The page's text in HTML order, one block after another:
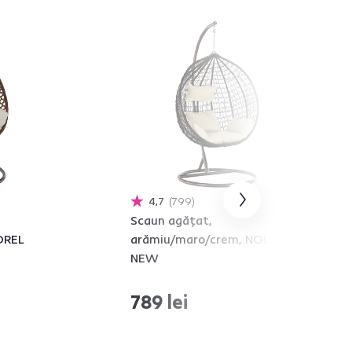
4,7 799
Scaun agăţat,
arămiu/maro/crem, NOLAN
NEW
789 lei